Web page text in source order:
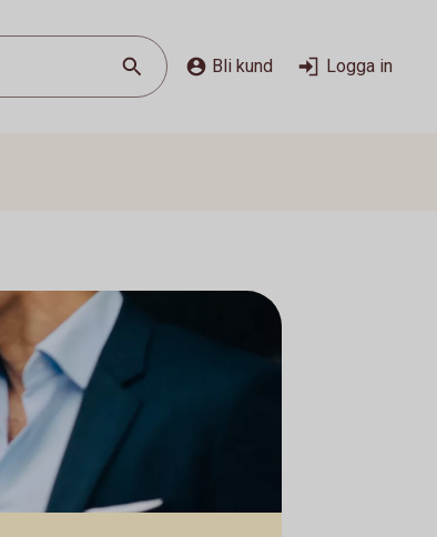
Bli kund Logga in